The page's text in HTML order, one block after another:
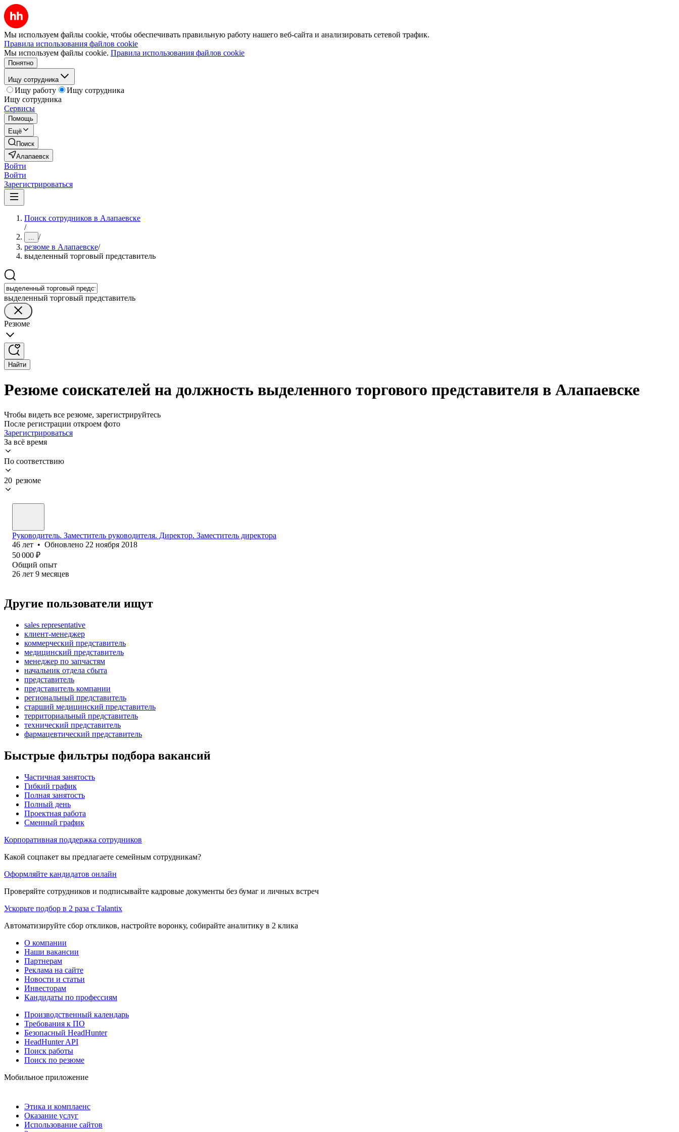
Мы используем файлы cookie, чтобы обеспечивать правильную работу нашего веб-сайта и анализировать сетевой трафик.
Правила использования файлов cookie
Мы используем файлы cookie. Правила использования файлов cookie
Понятно
Ищу сотрудника
Ищу работу
Ищу сотрудника
Ищу сотрудника
Сервисы
Помощь
Ещё
Поиск
Алапаевск
Войти
Войти
Зарегистрироваться
Поиск сотрудников в Алапаевске
/
... /
резюме в Алапаевске/
выделенный торговый представитель
выделенный торговый представитель
Резюме
Найти
Резюме соискателей на должность выделенного торгового представителя в Алапаевске
Чтобы видеть все резюме, зарегистрируйтесь
После регистрации откроем фото
Зарегистрироваться
За всё время
По соответствию
20 резюме
Руководитель. Заместитель руководителя. Директор. Заместитель директора
46 лет • Обновлено 22 ноября 2018
50 000 ₽
Общий опыт
26 лет 9 месяцев
Другие пользователи ищут
sales representative
клиент-менеджер
коммерческий представитель
медицинский представитель
менеджер по запчастям
начальник отдела сбыта
представитель
представитель компании
региональный представитель
старший медицинский представитель
территориальный представитель
технический представитель
фармацевтический представитель
Быстрые фильтры подбора вакансий
Частичная занятость
Гибкий график
Полная занятость
Полный день
Проектная работа
Сменный график
Корпоративная поддержка сотрудников
Какой соцпакет вы предлагаете семейным сотрудникам?
Оформляйте кандидатов онлайн
Проверяйте сотрудников и подписывайте кадровые документы без бумаг и личных встреч
Ускорьте подбор в 2 раза с Talantix
Автоматизируйте сбор откликов, настройте воронку, собирайте аналитику в 2 клика
О компании
Наши вакансии
Партнерам
Реклама на сайте
Новости и статьи
Инвесторам
Кандидаты по профессиям
Производственный календарь
Требования к ПО
Безопасный HeadHunter
HeadHunter API
Поиск работы
Поиск по резюме
Мобильное приложение
Этика и комплаенс
Оказание услуг
Использование сайтов